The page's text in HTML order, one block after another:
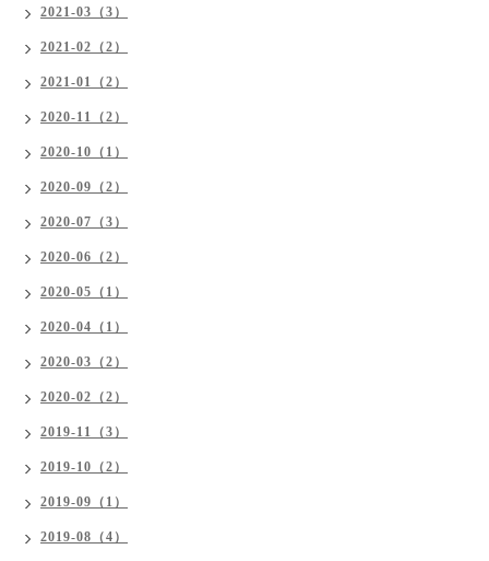
2021-03（3）
2021-02（2）
2021-01（2）
2020-11（2）
2020-10（1）
2020-09（2）
2020-07（3）
2020-06（2）
2020-05（1）
2020-04（1）
2020-03（2）
2020-02（2）
2019-11（3）
2019-10（2）
2019-09（1）
2019-08（4）